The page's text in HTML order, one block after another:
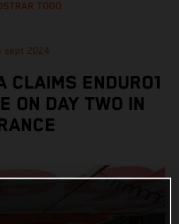
TODO
sept 2024
CLAIMS ENDURO1
ON DAY TWO IN